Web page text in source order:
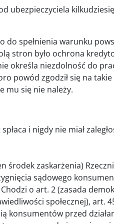
ubezpieczyciela
do spełnienia warunku
stron było ochrona
określa niezdolność do
powód zgodził się na
mu się nie należy.
i nigdy nie miał
środek zaskarżenia)
sądowego
o art. 2 (zasada
społecznej), art.
konsumentów przed